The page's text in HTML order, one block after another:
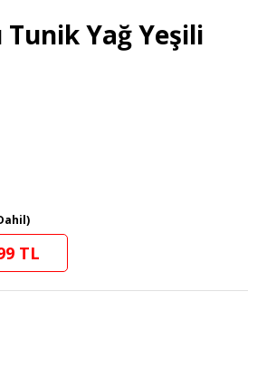
Tunik Yağ Yeşili
TL